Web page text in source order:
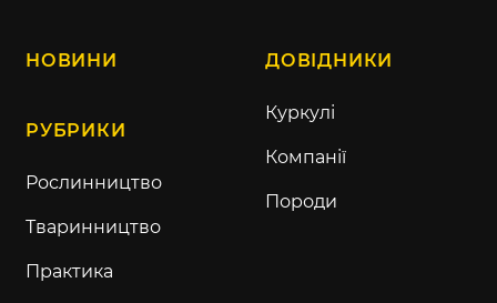
НОВИНИ
РУБРИКИ
Рослинництво
Тваринництво
Практика
ДОВІДНИКИ
Куркулі
Компанії
Породи